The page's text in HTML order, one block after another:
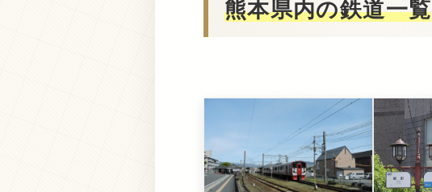
熊本県内の鉄道一覧